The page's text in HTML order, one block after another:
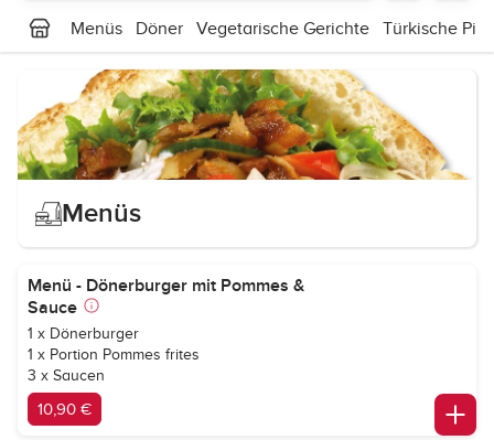
Menüs Döner Vegetarische Gerichte Türkische
Menüs
Menü - Dönerburger mit Pommes &
Sauce
1 x Dönerburger
1 x Portion Pommes frites
3 x Saucen
10,90 €